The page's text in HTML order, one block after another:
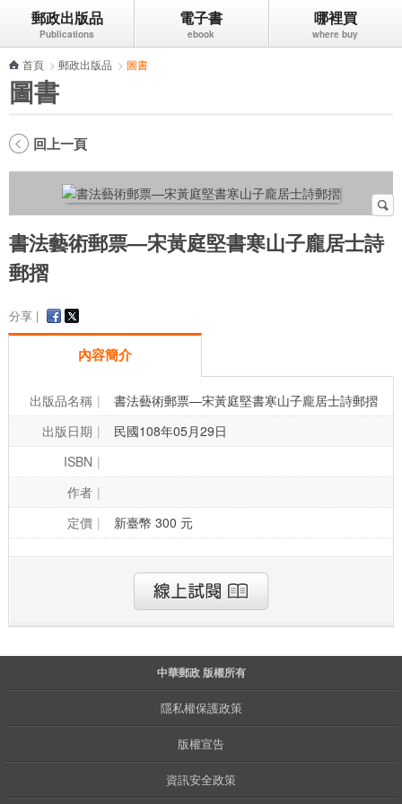
跳到主要內容區塊
郵政出版品 電子書 哪裡買
首頁 > 郵政出版品 > 圖書
圖書
回上一頁
書法藝術郵票—宋黃庭堅書寒山子龐居士詩
郵摺
分享 |
內容簡介
出版品名稱
書法藝術郵票—宋黃庭堅書寒山子龐居士詩郵摺
出版日期
民國108年05月29日
ISBN
作者
定價
新臺幣 300 元
中華郵政 版權所有
隱私權保護政策
版權宣告
資訊安全政策